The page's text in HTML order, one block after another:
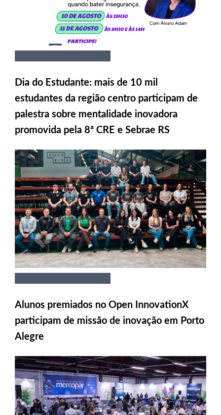
Dia do Estudante: mais de 10 mil
estudantes da região centro participam de
palestra sobre mentalidade inovadora
promovida pela 8ª CRE e Sebrae RS
Alunos premiados no Open InnovationX
participam de missão de inovação em Porto
Alegre